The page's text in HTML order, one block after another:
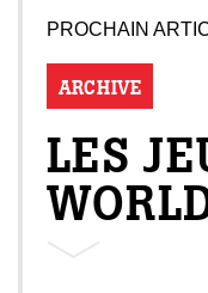
PROCHAIN
ARCHIVE
LES